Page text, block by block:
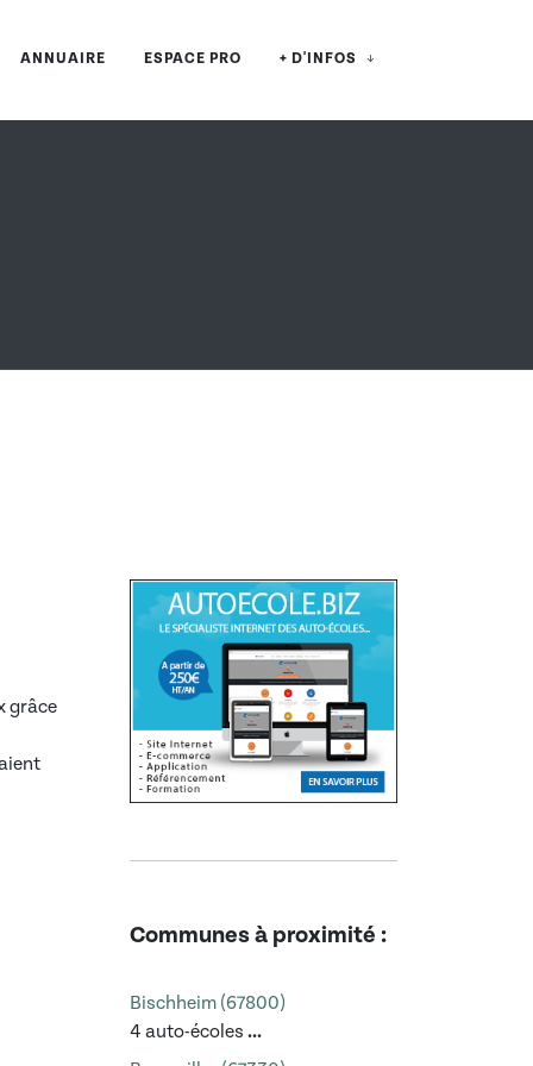
ANNUAIRE ESPACE PRO + D'INFOS
grâce
Communes à proximité :
Bischheim (67800)
4 auto-écoles ...